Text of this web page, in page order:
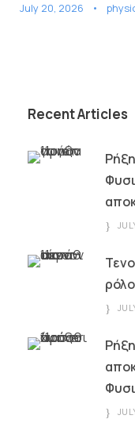
July 20, 2026 •
Recent Articles